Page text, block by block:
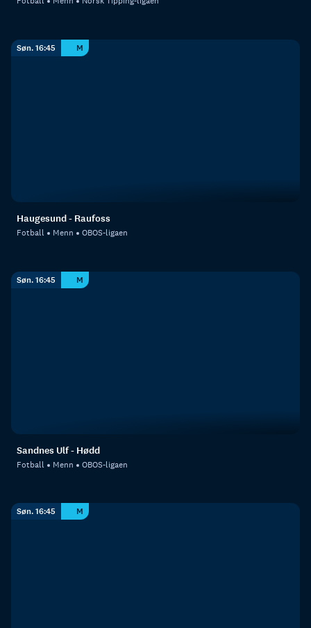
Søn. 16:45 M
Haugesund - Raufoss
Fotball Menn OBOS-ligaen
Søn. 16:45 M
Sandnes Ulf - Hødd
Fotball Menn OBOS-ligaen
Søn. 16:45 M